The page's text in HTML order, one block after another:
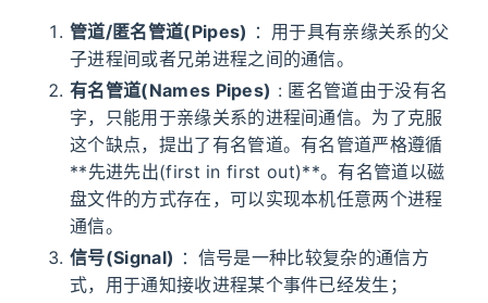
管道/匿名管道(Pipes) ：用于具有亲缘关系的父
子进程间或者兄弟进程之间的通信。
有名管道(Names Pipes) : 匿名管道由于没有名
字，只能用于亲缘关系的进程间通信。为了克服
这个缺点，提出了有名管道。有名管道严格遵循
**先进先出(first in first out)**。有名管道以磁
盘文件的方式存在，可以实现本机任意两个进程
通信。
信号(Signal) ：信号是一种比较复杂的通信方
式，用于通知接收进程某个事件已经发生；